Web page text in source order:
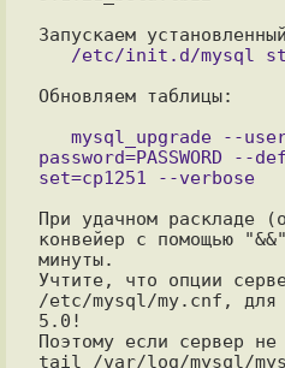
Обновляем таблицы:
password=PASSWORD
set=cp1251 --verbose
При удачном раскладе
конвейер с помощью
минуты.
Учтите, что опции
/etc/mysql/my.cnf, для
5.0!
Поэтому если сервер
tail /var/log/mysql/